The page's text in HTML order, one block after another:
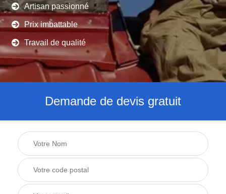
Artisan passionné
Prix imbattable
Travail de qualité
Demande de devis gratuit